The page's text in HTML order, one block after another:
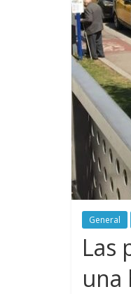
General
Las
una